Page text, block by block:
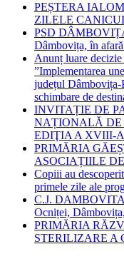
PEȘTERA
ZILELE
PSD
Dâmbovița, în
Anunț luare
”Implementarea
județul Dâmbovița-
schimbare de
INVITAȚIE DE
NAȚIONALĂ DE
EDIŢIA A XVIII-
PRIMĂRIA
ASOCIAȚIILE
Copiii au
primele zile ale
C.J.
Ocniței,
PRIMĂRIA
STERILIZARE A